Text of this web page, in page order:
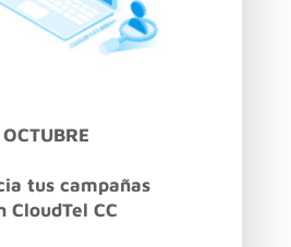
OCTUBRE
tus campañas
CloudTel CC